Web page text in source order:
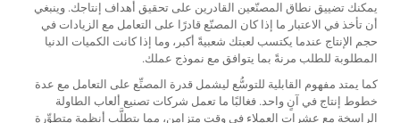
يمكنك تضييق نطاق المصنّعين القادرين على تحقيق أهداف إنتاجك. وينبغي
أن تأخذ في الاعتبار ما إذا كان المصنّع قادرًا على التعامل مع الزيادات في
حجم الإنتاج عندما يكتسب لعبتك شعبيةً أكبر، وما إذا كانت الكميات الدنيا
المطلوبة للطلب مرنةً بما يتوافق مع نموذج عملك.
كما يمتد مفهوم القابلية للتوسُّع ليشمل قدرة المصنِّع على التعامل مع عدة
خطوط إنتاج في آنٍ واحد. فغالبًا ما تعمل شركات تصنيع ألعاب الطاولة
الراسخة مع عشرات العملاء في وقتٍ متزامن، مما يتطلَّب أنظمة متطوِّرة